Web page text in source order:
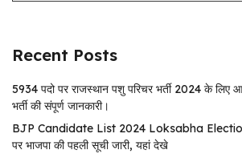
Recent Posts
5934 पदो पर राजस्थान पशु परिचर भर्ती 2024 के लिए
भर्ती की संपूर्ण जानकारी।
BJP Candidate List 2024 Loksabha
पर भाजपा की पहली सूची जारी, यहां देखे